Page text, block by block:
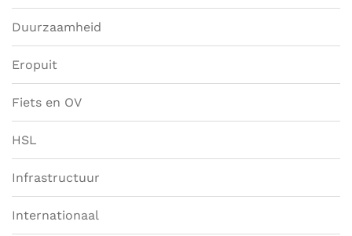
Duurzaamheid
Eropuit
Fiets en OV
HSL
Infrastructuur
Internationaal